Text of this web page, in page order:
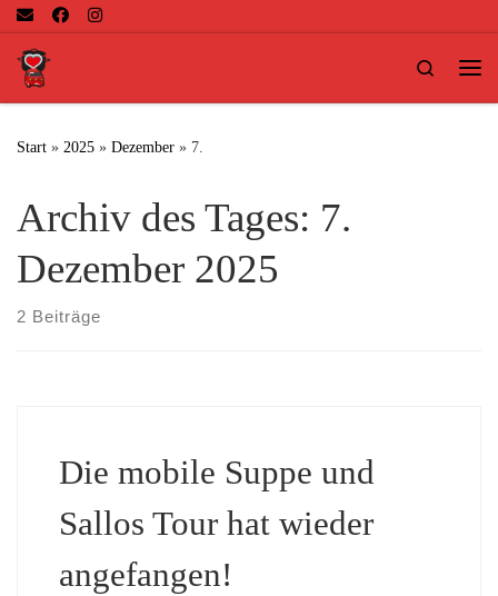
Zum Inhalt springen
Search
Start » 2025 » Dezember » 7.
Archiv des Tages: 7.
Dezember 2025
2 Beiträge
Die mobile Suppe und
Sallos Tour hat wieder
angefangen!